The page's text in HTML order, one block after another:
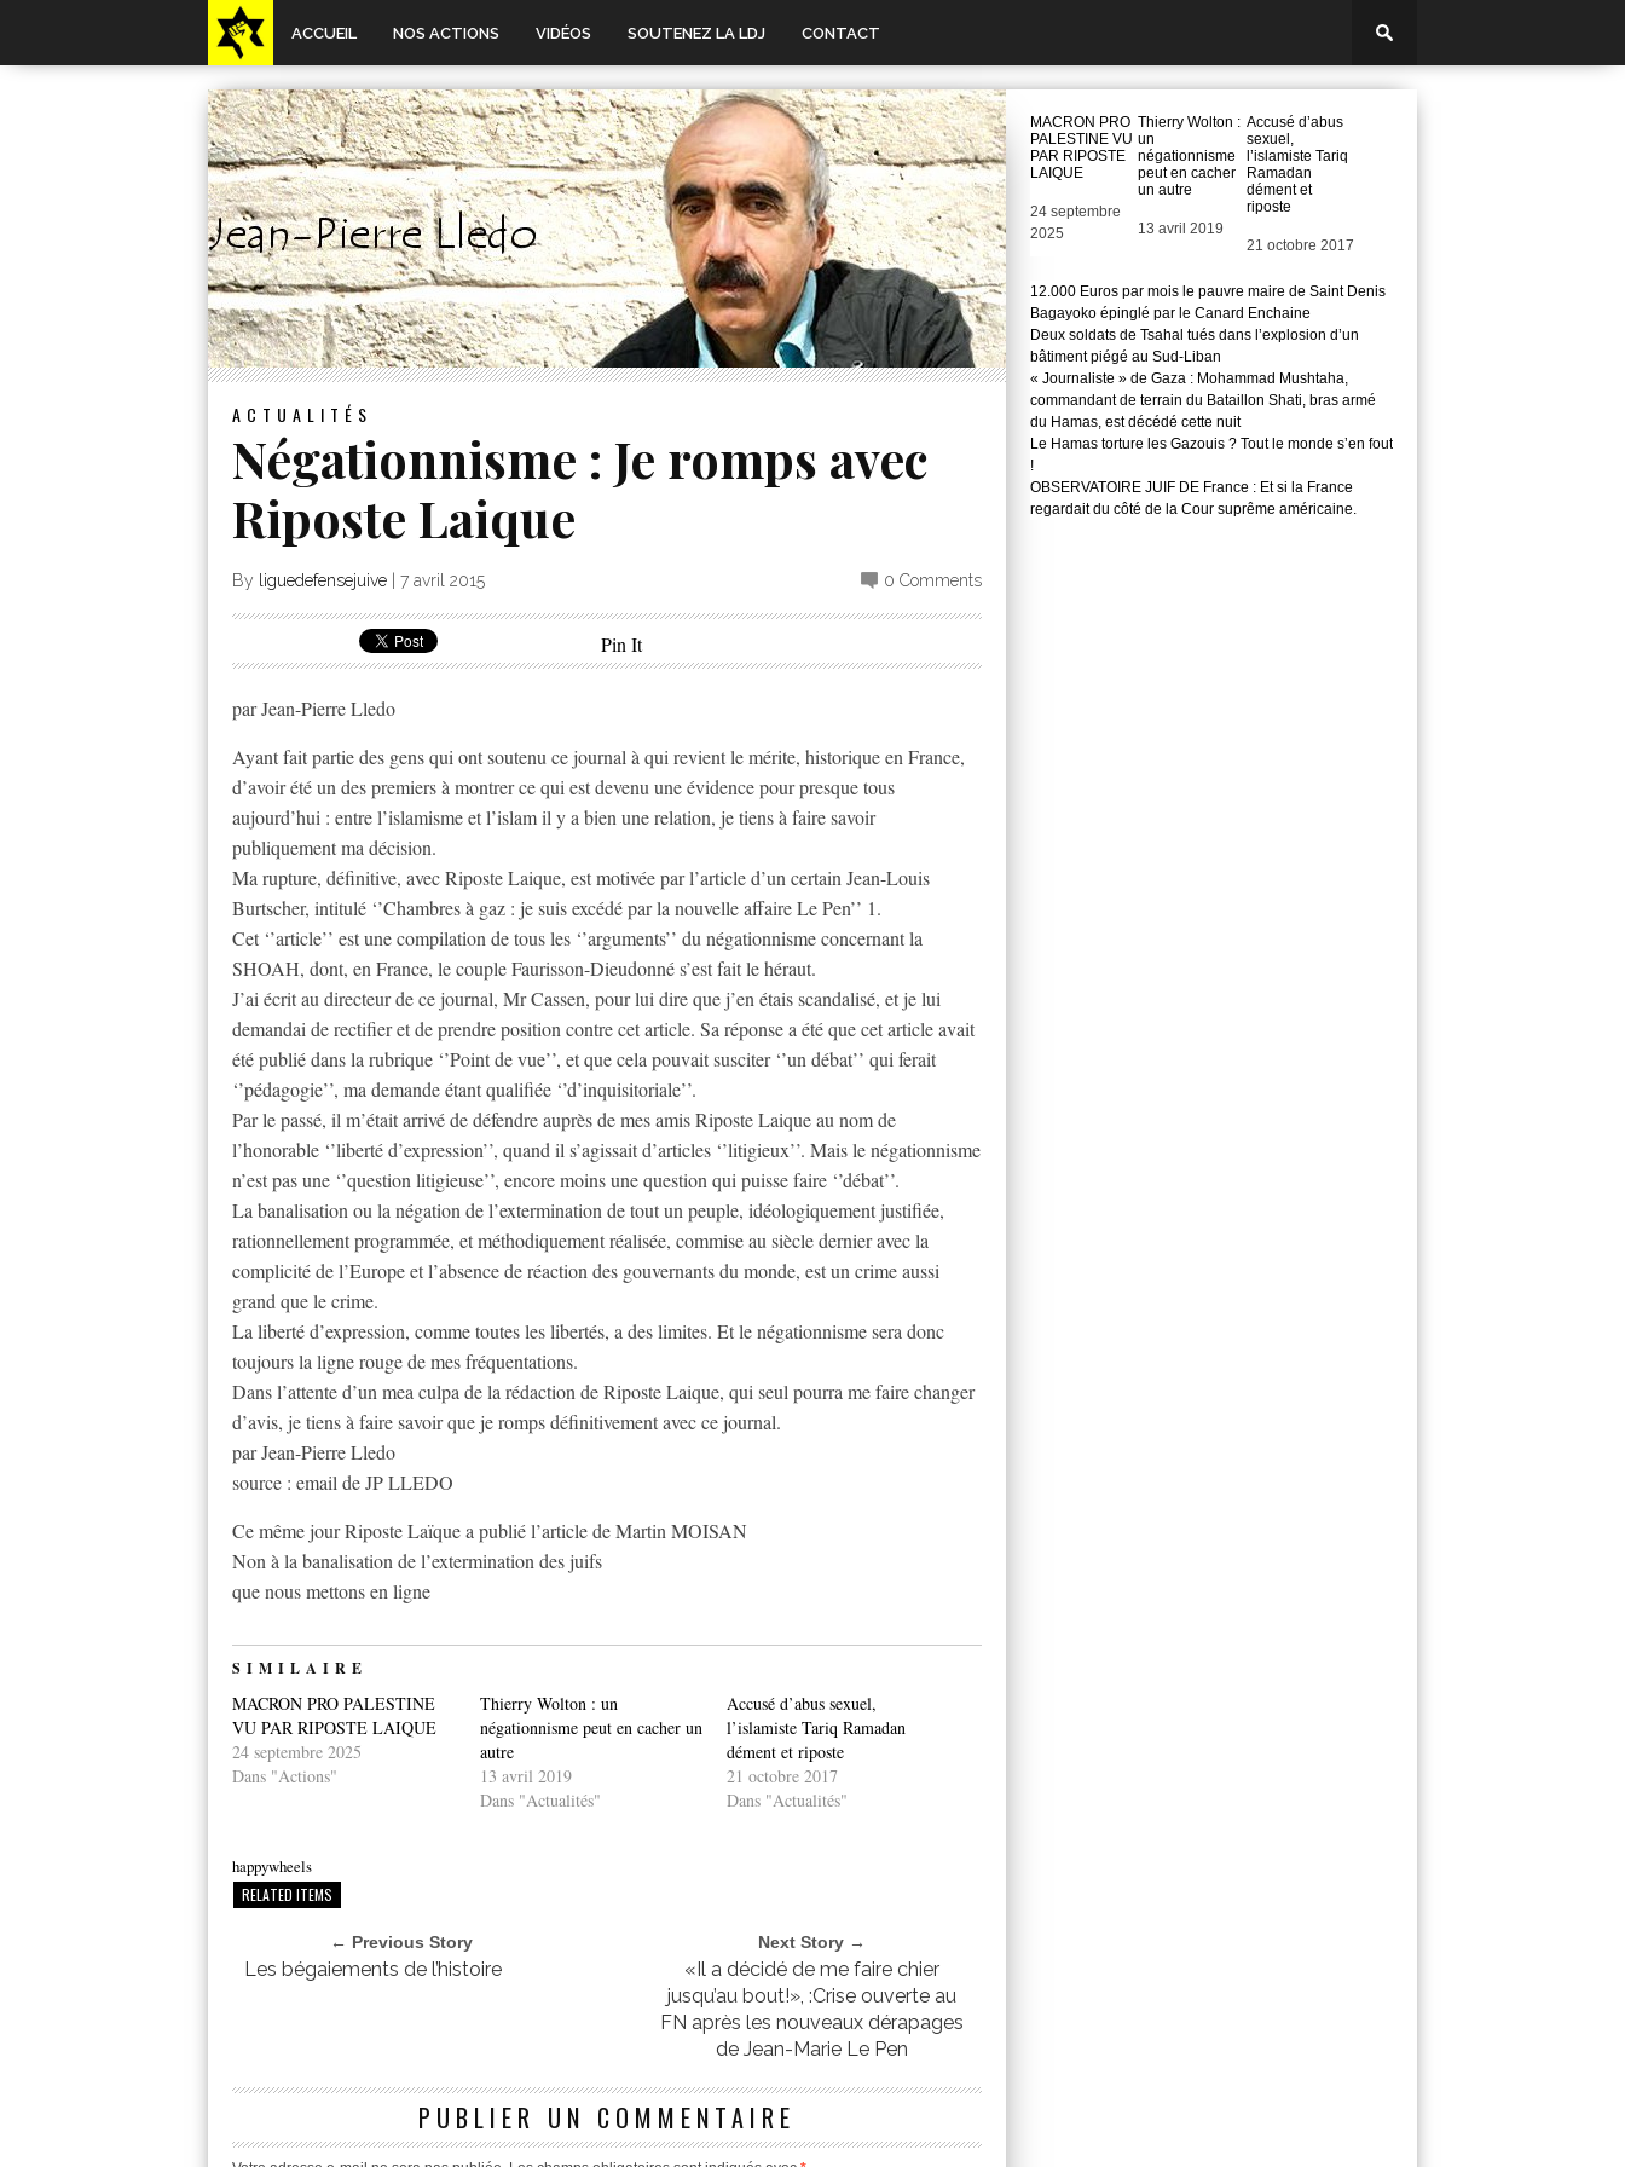
ACCUEIL NOS ACTIONS VIDÉOS SOUTENEZ LA LDJ CONTACT
ACTUALITÉS
Négationnisme : Je romps avec
Riposte Laique
By liguedefensejuive 7 avril 2015 0 Comments
Pin It
par Jean-Pierre Lledo
Ayant fait partie des gens qui ont soutenu ce journal à qui revient le mérite, historique en France,
d’avoir été un des premiers à montrer ce qui est devenu une évidence pour presque tous
aujourd’hui : entre l’islamisme et l’islam il y a bien une relation, je tiens à faire savoir
publiquement ma décision.
Ma rupture, définitive, avec Riposte Laique, est motivée par l’article d’un certain Jean-Louis
Burtscher, intitulé ‘’Chambres à gaz : je suis excédé par la nouvelle affaire Le Pen’’ 1.
Cet ‘’article’’ est une compilation de tous les ‘’arguments’’ du négationnisme concernant la
SHOAH, dont, en France, le couple Faurisson-Dieudonné s’est fait le héraut.
J’ai écrit au directeur de ce journal, Mr Cassen, pour lui dire que j’en étais scandalisé, et je lui
demandai de rectifier et de prendre position contre cet article. Sa réponse a été que cet article avait
été publié dans la rubrique ‘’Point de vue’’, et que cela pouvait susciter ‘’un débat’’ qui ferait
‘’pédagogie’’, ma demande étant qualifiée ‘’d’inquisitoriale’’.
Par le passé, il m’était arrivé de défendre auprès de mes amis Riposte Laique au nom de
l’honorable ‘’liberté d’expression’’, quand il s’agissait d’articles ‘’litigieux’’. Mais le négationnisme
n’est pas une ‘’question litigieuse’’, encore moins une question qui puisse faire ‘’débat’’.
La banalisation ou la négation de l’extermination de tout un peuple, idéologiquement justifiée,
rationnellement programmée, et méthodiquement réalisée, commise au siècle dernier avec la
complicité de l’Europe et l’absence de réaction des gouvernants du monde, est un crime aussi
grand que le crime.
La liberté d’expression, comme toutes les libertés, a des limites. Et le négationnisme sera donc
toujours la ligne rouge de mes fréquentations.
Dans l’attente d’un mea culpa de la rédaction de Riposte Laique, qui seul pourra me faire changer
d’avis, je tiens à faire savoir que je romps définitivement avec ce journal.
par Jean-Pierre Lledo
source : email de JP LLEDO
Ce même jour Riposte Laïque a publié l’article de Martin MOISAN
Non à la banalisation de l’extermination des juifs
que nous mettons en ligne
SIMILAIRE
MACRON PRO PALESTINE
VU PAR RIPOSTE LAIQUE
24 septembre 2025
Dans "Actions"
Thierry Wolton : un
négationnisme peut en cacher un
autre
13 avril 2019
Dans "Actualités"
Accusé d’abus sexuel,
l’islamiste Tariq Ramadan
dément et riposte
21 octobre 2017
Dans "Actualités"
happywheels
RELATED ITEMS
← Previous Story
Les bégaiements de l’histoire
Next Story →
«Il a décidé de me faire chier
jusqu’au bout!», :Crise ouverte au
FN après les nouveaux dérapages
de Jean-Marie Le Pen
PUBLIER UN COMMENTAIRE
MACRON PRO
PALESTINE VU
PAR RIPOSTE
LAIQUE
Date
24 septembre
2025
Thierry Wolton :
un
négationnisme
peut en cacher
un autre
Date
13 avril 2019
Accusé d’abus
sexuel,
l’islamiste Tariq
Ramadan
dément et
riposte
Date
21 octobre 2017
12.000 Euros par mois le pauvre maire de Saint Denis
Bagayoko épinglé par le Canard Enchaine
Deux soldats de Tsahal tués dans l’explosion d’un
bâtiment piégé au Sud-Liban
« Journaliste » de Gaza : Mohammad Mushtaha,
commandant de terrain du Bataillon Shati, bras armé
du Hamas, est décédé cette nuit
Le Hamas torture les Gazouis ? Tout le monde s’en fout
!
OBSERVATOIRE JUIF DE France : Et si la France
regardait du côté de la Cour suprême américaine.